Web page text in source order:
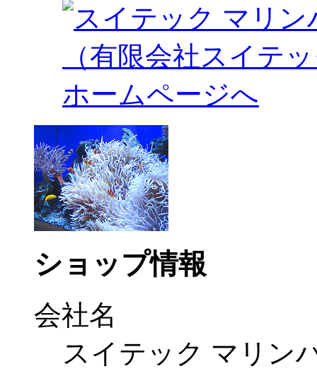
ショップ情報
会社名
スイテック マリン